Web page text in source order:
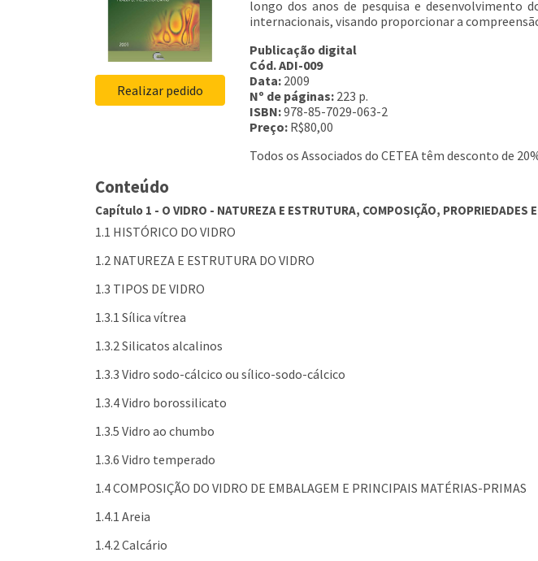
Realizar pedido
longo dos anos de pesquisa e desenvolvimento
internacionais, visando proporcionar a
Publicação digital
Cód. ADI-009
Data: 2009
Nº de páginas: 223 p.
ISBN:978-85-7029-063-2
Preço: R$80,00
Todos os Associados do CETEA têm desconto de
Conteúdo
Capítulo 1 - O VIDRO - NATUREZA E ESTRUTURA, COMPOSIÇÃO, PROPRIEDADES E
1.1 HISTÓRICO DO VIDRO
1.2 NATUREZA E ESTRUTURA DO VIDRO
1.3 TIPOS DE VIDRO
1.3.1 Sílica vítrea
1.3.2 Silicatos alcalinos
1.3.3 Vidro sodo-cálcico ou sílico-sodo-cálcico
1.3.4 Vidro borossilicato
1.3.5 Vidro ao chumbo
1.3.6 Vidro temperado
1.4 COMPOSIÇÃO DO VIDRO DE EMBALAGEM E PRINCIPAIS MATÉRIAS-PRIMAS
1.4.1 Areia
1.4.2 Calcário